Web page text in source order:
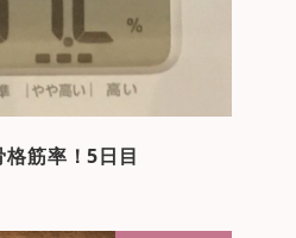
筋率！5日目